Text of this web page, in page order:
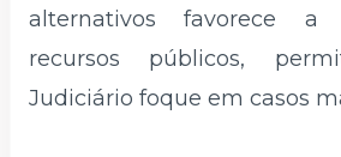
alternativos favorece a
recursos públicos,
Judiciário foque em casos